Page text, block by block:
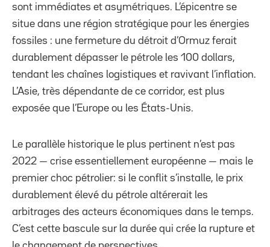
sont immédiates et asymétriques. L’épicentre se
situe dans une région stratégique pour les énergies
fossiles : une fermeture du détroit d’Ormuz ferait
durablement dépasser le pétrole les 100 dollars,
tendant les chaînes logistiques et ravivant l’inflation.
L’Asie, très dépendante de ce corridor, est plus
exposée que l’Europe ou les États-Unis.
Le parallèle historique le plus pertinent n’est pas
2022 — crise essentiellement européenne — mais le
premier choc pétrolier: si le conflit s’installe, le prix
durablement élevé du pétrole altérerait les
arbitrages des acteurs économiques dans le temps.
C’est cette bascule sur la durée qui crée la rupture et